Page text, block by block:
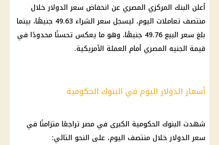
أعلن البنك المركزي المصري عن انخفاض سعر الدولار خلال
منتصف تعاملات اليوم، ليسجل سعر الشراء 49.63 جنيهًا، بينما
بلغ سعر البيع 49.76 جنيهًا، وهو ما يعكس تحسنًا محدودًا في
قيمة الجنيه المصري أمام العملة الأمريكية.
أسعار الدولار اليوم في البنوك الحكومية
شهدت البنوك الحكومية الكبرى في مصر تراجعًا متزامنًا في
سعر الدولار خلال منتصف اليوم، على النحو التالي: